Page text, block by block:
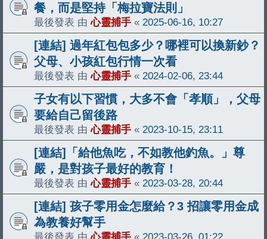
餐，而是堅持「梅拉寶法則」
最後發表 由心靈捕手 « 2025-06-16, 10:27
[連結] 過年紅包包多少？哪裡可以換新鈔？
父母、小孩紅包行情一次看
最後發表 由心靈捕手 « 2024-02-06, 23:44
子女有以下習慣，大多不會「孝順」，父母
要給自己留後路
最後發表 由心靈捕手 « 2023-10-15, 23:11
[連結]「給他魚吃，不如教他釣魚。」尊
嚴，是對孩子最好的教育！
最後發表 由心靈捕手 « 2023-03-28, 20:44
[連結] 孩子零用金怎麼給？3 招讓零用金成
為教養好幫手
最後發表 由心靈捕手 « 2023-03-26, 01:22